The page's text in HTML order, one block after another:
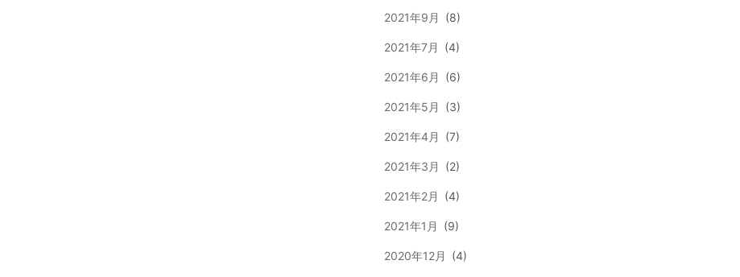
2021年9月 (8)
2021年7月 (4)
2021年6月 (6)
2021年5月 (3)
2021年4月 (7)
2021年3月 (2)
2021年2月 (4)
2021年1月 (9)
2020年12月 (4)